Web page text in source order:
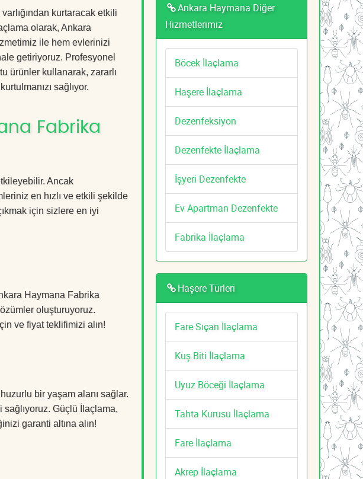
kurtaracak etkili
olarak, Ankara
ile hem evlerinizi
getiriyoruz. Profesyonel
ürünler kullanarak, zararlı
sağlıyor.
Fabrika
Ancak
en hızlı ve etkili şekilde
için sizlere en iyi
Haymana Fabrika
oluşturuyoruz.
ve fiyat teklifimizi alın!
bir yaşam alanı sağlar.
sağlıyoruz. Güçlü İlaçlama,
garanti altına alın!
Ankara Haymana Diğer
Hizmetlerimiz
Böcek İlaçlama
Haşere İlaçlama
Dezenfeksiyon
Dezenfekte İlaçlama
İşyeri Dezenfekte
Ev Apartman Dezenfekte
Fabrika İlaçlama
Haşere Türleri
Fare Sıçan İlaçlama
Kuş Biti İlaçlama
Uyuz Böceği İlaçlama
Tahta Kurusu İlaçlama
Fare İlaçlama
Akrep İlaçlama